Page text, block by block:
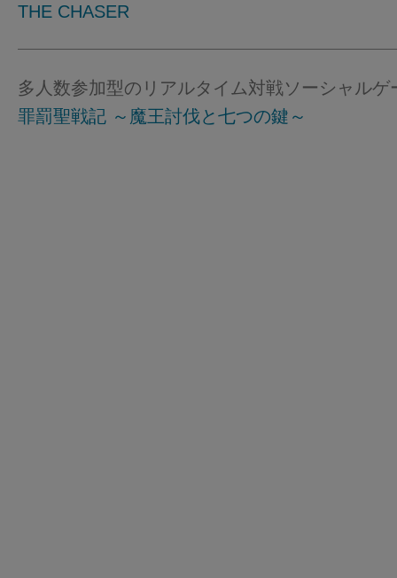
THE CHASER
多人数参加型のリアルタイム対戦ソーシャルゲ
罪罰聖戦記 ～魔王討伐と七つの鍵～